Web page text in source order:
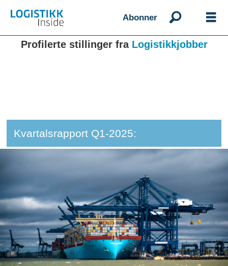
Abonner
Profilerte stillinger fra Logistikkjobber
Kvartalsrapport Q1-2025: